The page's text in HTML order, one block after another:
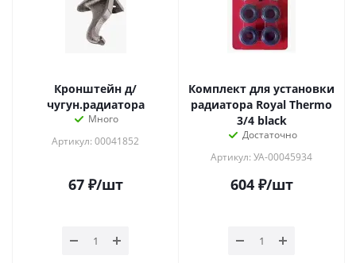
Кронштейн д/
чугун.радиатора
Много
Артикул: 00041852
67₽/шт
Комплект для установки
радиатора Royal Thermo
3/4 black
Достаточно
Артикул: УА-00045934
604₽/шт